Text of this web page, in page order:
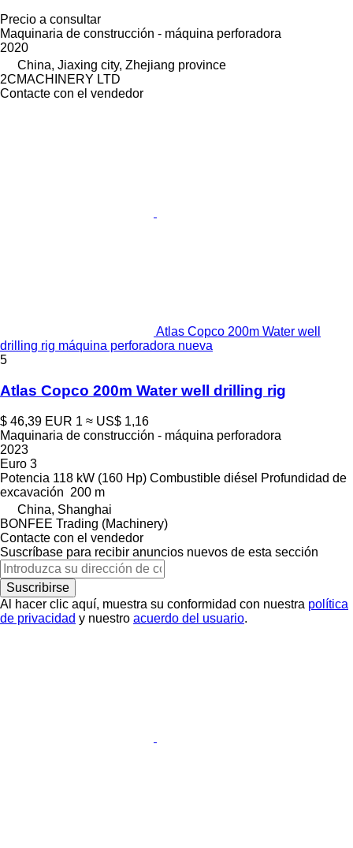
Precio a consultar
Maquinaria de construcción - máquina perforadora
2020
China, Jiaxing city, Zhejiang province
2CMACHINERY LTD
Contacte con el vendedor
Atlas Copco 200m Water well
drilling rig máquina perforadora nueva
5
Atlas Copco 200m Water well drilling rig
$ 46,39 EUR 1 ≈ US$ 1,16
Maquinaria de construcción - máquina perforadora
2023
Euro 3
Potencia 118 kW (160 Hp) Combustible diésel Profundidad de
excavación 200 m
China, Shanghai
BONFEE Trading (Machinery)
Contacte con el vendedor
Suscríbase para recibir anuncios nuevos de esta sección
Suscribirse
Al hacer clic aquí, muestra su conformidad con nuestra política
de privacidad y nuestro acuerdo del usuario.